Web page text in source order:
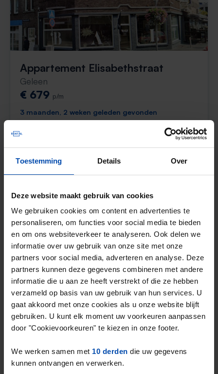
Toestemming Details Over
Deze website maakt gebruik van cookies
We gebruiken cookies om content en advertenties te
personaliseren, om functies voor social media te bieden
en om ons websiteverkeer te analyseren. Ook delen we
informatie over uw gebruik van onze site met onze
partners voor social media, adverteren en analyse. Deze
partners kunnen deze gegevens combineren met andere
informatie die u aan ze heeft verstrekt of die ze hebben
verzameld op basis van uw gebruik van hun services. U
gaat akkoord met onze cookies als u onze website blijft
gebruiken. U kunt elk moment uw voorkeuren aanpassen
door "Cookievoorkeuren" te kiezen in onze footer.
We werken samen met 10 derden die uw gegevens
kunnen ontvangen en verwerken.
Appartement Elisabethstraat
Geleen
€ 679 p/m
3 maanden, 2 weken geleden gevonden
⚡️ Deze woning is waarschijnlijk al weg
Reageer binnen 15 minuten om kans te maken. Met
Mis de volgende niet →
Elisabethstraat 2
Geleen